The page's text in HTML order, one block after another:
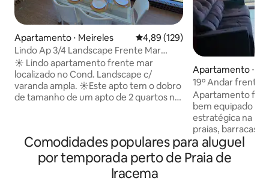
Apartamento ⋅ Meireles 4,89 de uma avaliação média de
4,89 (129)
Lindo Ap 3/4 Landscape Frente Mar
Melhor Preço!
☀️ Lindo apartamento frente mar
localizado no Cond. Landscape c/
varanda ampla. ☀️Este apto tem o dobro
de tamanho de um apto de 2 quartos no
hóspedes. ☀️ Cozinha equipada com os
utensílios e eletrodomésticos
necessários para o preparo de refeições,
bem como, possui máquina de lavar na
Apartamento ⋅
19º Andar frente
Apartamento
bem equipado e
estratégica na
praias, barracas,
restaurantes,
mercado central,
shopping. Situado no coração da festa
Comodidades populares para aluguel
por temporada perto de Praia de
Iracema